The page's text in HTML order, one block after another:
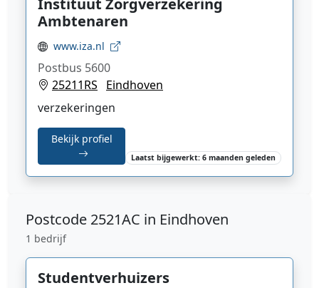
Instituut Zorgverzekering
Ambtenaren
www.iza.nl
Postbus 5600
25211RS
Eindhoven
verzekeringen
Bekijk profiel
Laatst bijgewerkt: 6 maanden geleden
Postcode 2521AC in Eindhoven
1 bedrijf
Studentverhuizers